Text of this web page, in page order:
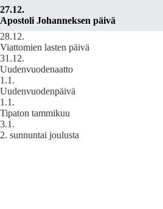
27.12.
Apostoli Johanneksen päivä
28.12.
Viattomien lasten päivä
31.12.
Uudenvuodenaatto
1.1.
Uudenvuodenpäivä
1.1.
Tipaton tammikuu
3.1.
2. sunnuntai joulusta